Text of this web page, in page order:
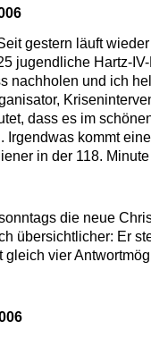
gestern läuft
jugendliche Hartz-
nachholen und ich
dass es im
Irgendwas kommt
in der 118. Minute
die neue
übersichtlicher: Er
gleich vier